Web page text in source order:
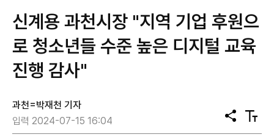
신계용 과천시장 "지역 기업 후원으
로 청소년들 수준 높은 디지털 교육
진행 감사"
과천=박재천 기자
입력 2024-07-15 16:04
공
유
텍
스